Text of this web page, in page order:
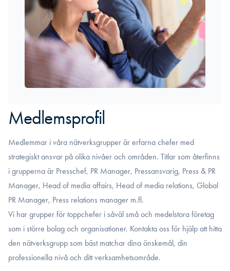
Medlemsprofil
Medlemmar i våra nätverksgrupper är erfarna chefer med
strategiskt ansvar på olika nivåer och områden. Titlar som återfinns
i grupperna är Presschef, PR Manager, Pressansvarig, Press & PR
Manager, Head of media affairs, Head of media relations, Global
PR Manager, Press relations manager m.fl.
Vi har grupper för toppchefer i såväl små och medelstora företag
som i större bolag och organisationer. Kontakta oss för hjälp att hitta
den nätverksgrupp som bäst matchar dina önskemål, din
professionella nivå och ditt verksamhetsområde.